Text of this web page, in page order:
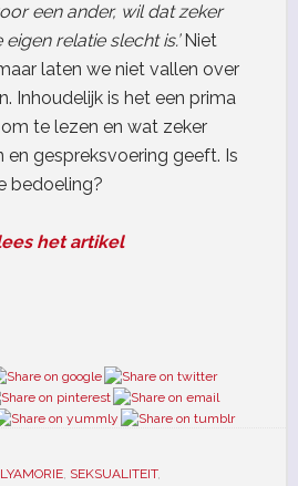
een ander, wil dat zeker
relatie slecht is.’Niet
laten we niet vallen over
Inhoudelijk is het een prima
te lezen en wat zeker
gespreksvoering geeft. Is
bedoeling?
het artikel
, SEKSUALITEIT,